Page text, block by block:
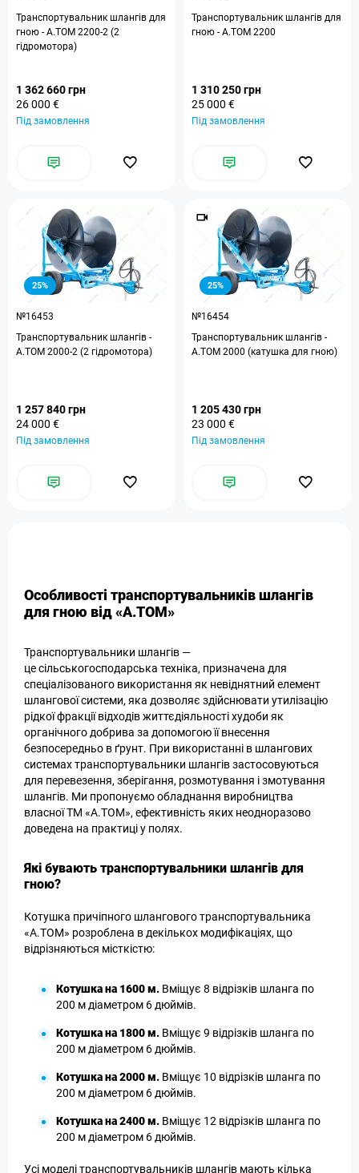
Транспортувальник шлангів для
гною - A.TOM 2200-2 (2
гідромотора)
1 362 660 грн
26 000 €
Під замовлення
Транспортувальник шлангів для
гною - A.TOM 2200
1 310 250 грн
25 000 €
Під замовлення
25%
№16453
Транспортувальник шлангів -
А.ТОМ 2000-2 (2 гідромотора)
1 257 840 грн
24 000 €
Під замовлення
25%
№16454
Транспортувальник шлангів -
А.ТОМ 2000 (катушка для гною)
1 205 430 грн
23 000 €
Під замовлення
Особливості транспортувальників шлангів
для гною від «А.ТОМ»
Транспортувальники шлангів —
це сільськогосподарська техніка, призначена для
спеціалізованого використання як невіднятний елемент
шлангової системи, яка дозволяє здійснювати утилізацію
рідкої фракції відходів життєдіяльності худоби як
органічного добрива за допомогою її внесення
безпосередньо в ґрунт. При використанні в шлангових
системах транспортувальники шлангів застосовуються
для перевезення, зберігання, розмотування і змотування
шлангів. Ми пропонуємо обладнання виробництва
власної ТМ «А.ТОМ», ефективність яких неодноразово
доведена на практиці у полях.
Які бувають транспортувальники шлангів для
гною?
Котушка причіпного шлангового транспортувальника
«А.ТОМ» розроблена в декількох модифікаціях, що
відрізняються місткістю:
Котушка на 1600 м. Вміщує 8 відрізків шланга по
200 м діаметром 6 дюймів.
Котушка на 1800 м. Вміщує 9 відрізків шланга по
200 м діаметром 6 дюймів.
Котушка на 2000 м. Вміщує 10 відрізків шланга по
200 м діаметром 6 дюймів.
Котушка на 2400 м. Вміщує 12 відрізків шланга по
200 м діаметром 6 дюймів.
Усі моделі транспортувальників шлангів мають кілька